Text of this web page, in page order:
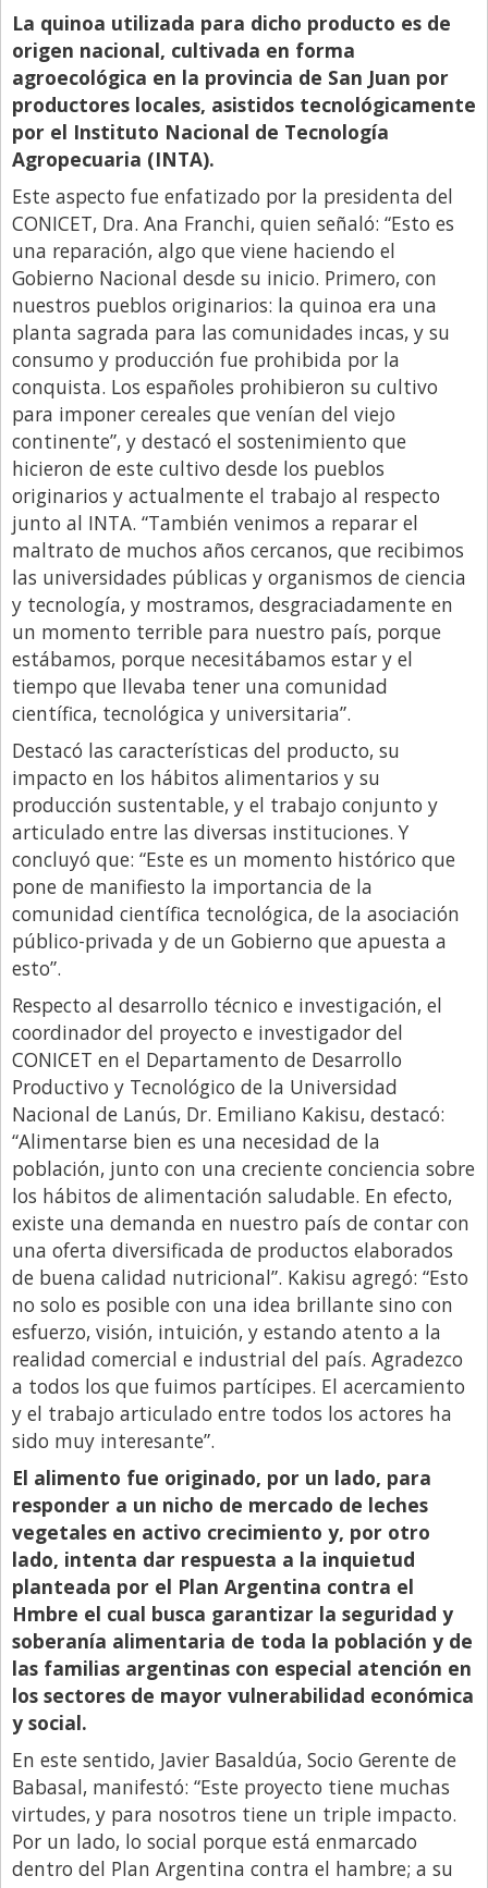
La quinoa utilizada para dicho producto es de
origen nacional, cultivada en forma
agroecológica en la provincia de San Juan por
productores locales, asistidos tecnológicamente
por el Instituto Nacional de Tecnología
Agropecuaria (INTA).
Este aspecto fue enfatizado por la presidenta del
CONICET, Dra. Ana Franchi, quien señaló: “Esto es
una reparación, algo que viene haciendo el
Gobierno Nacional desde su inicio. Primero, con
nuestros pueblos originarios: la quinoa era una
planta sagrada para las comunidades incas, y su
consumo y producción fue prohibida por la
conquista. Los españoles prohibieron su cultivo
para imponer cereales que venían del viejo
continente”, y destacó el sostenimiento que
hicieron de este cultivo desde los pueblos
originarios y actualmente el trabajo al respecto
junto al INTA. “También venimos a reparar el
maltrato de muchos años cercanos, que recibimos
las universidades públicas y organismos de ciencia
y tecnología, y mostramos, desgraciadamente en
un momento terrible para nuestro país, porque
estábamos, porque necesitábamos estar y el
tiempo que llevaba tener una comunidad
científica, tecnológica y universitaria”.
Destacó las características del producto, su
impacto en los hábitos alimentarios y su
producción sustentable, y el trabajo conjunto y
articulado entre las diversas instituciones. Y
concluyó que: “Este es un momento histórico que
pone de manifiesto la importancia de la
comunidad científica tecnológica, de la asociación
público-privada y de un Gobierno que apuesta a
esto”.
Respecto al desarrollo técnico e investigación, el
coordinador del proyecto e investigador del
CONICET en el Departamento de Desarrollo
Productivo y Tecnológico de la Universidad
Nacional de Lanús, Dr. Emiliano Kakisu, destacó:
“Alimentarse bien es una necesidad de la
población, junto con una creciente conciencia sobre
los hábitos de alimentación saludable. En efecto,
existe una demanda en nuestro país de contar con
una oferta diversificada de productos elaborados
de buena calidad nutricional”. Kakisu agregó: “Esto
no solo es posible con una idea brillante sino con
esfuerzo, visión, intuición, y estando atento a la
realidad comercial e industrial del país. Agradezco
a todos los que fuimos partícipes. El acercamiento
y el trabajo articulado entre todos los actores ha
sido muy interesante”.
El alimento fue originado, por un lado, para
responder a un nicho de mercado de leches
vegetales en activo crecimiento y, por otro
lado, intenta dar respuesta a la inquietud
planteada por el Plan Argentina contra el
Hmbre el cual busca garantizar la seguridad y
soberanía alimentaria de toda la población y de
las familias argentinas con especial atención en
los sectores de mayor vulnerabilidad económica
y social.
En este sentido, Javier Basaldúa, Socio Gerente de
Babasal, manifestó: “Este proyecto tiene muchas
virtudes, y para nosotros tiene un triple impacto.
Por un lado, lo social porque está enmarcado
dentro del Plan Argentina contra el hambre; a su